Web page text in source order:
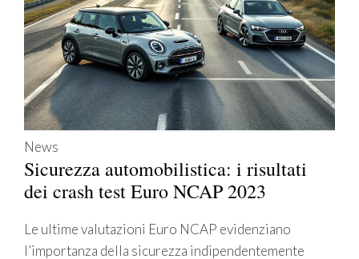
News
Sicurezza automobilistica: i risultati
dei crash test Euro NCAP 2023
Le ultime valutazioni Euro NCAP evidenziano
l’importanza della sicurezza indipendentemente